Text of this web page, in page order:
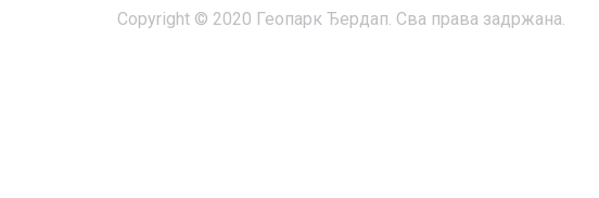
Copyright © 2020 Геопарк Ђердап. Сва права задржана.